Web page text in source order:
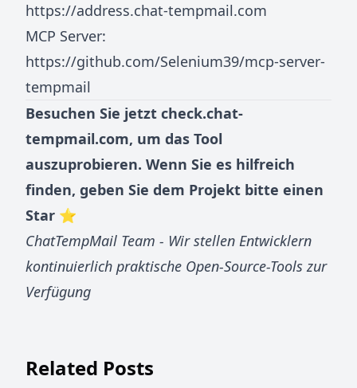
https://address.chat-tempmail.com
MCP Server:
https://github.com/Selenium39/mcp-server-
tempmail
Besuchen Sie jetzt check.chat-
tempmail.com, um das Tool
auszuprobieren. Wenn Sie es hilfreich
finden, geben Sie dem Projekt bitte einen
Star ⭐
ChatTempMail Team - Wir stellen Entwicklern
kontinuierlich praktische Open-Source-Tools zur
Verfügung
Related Posts